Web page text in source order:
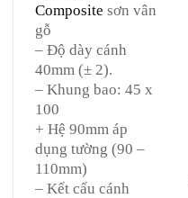
Composite sơn vân
gỗ
– Độ dày cánh
40mm (± 2).
– Khung bao: 45 x
100
+ Hệ 90mm áp
dụng tường (90 –
110mm)
– Kết cấu cánh